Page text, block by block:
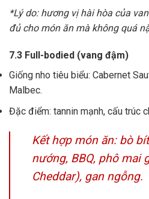
*Lý do: hương vị hài hòa của
đủ cho món ăn mà không quá
7.3 Full-bodied (vang đậm)
Giống nho tiêu biểu: Cabernet
Malbec.
Đặc điểm: tannin mạnh, cấu trúc
Kết hợp món ăn: bò
nướng, BBQ, phô mai
Cheddar), gan ngỗng.